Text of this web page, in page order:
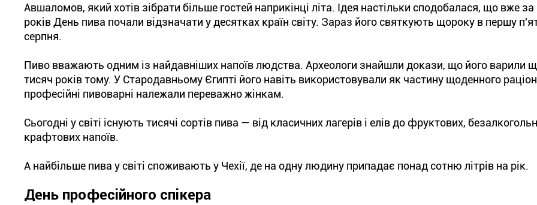
Авшаломов, який хотів зібрати більше гостей наприкінці літа. Ідея настільки сподобалася, що вже за
років День пива почали відзначати у десятках країн світу. Зараз його святкують щороку в першу
серпня.
Пиво вважають одним із найдавніших напоїв людства. Археологи знайшли докази, що його варили
тисяч років тому. У Стародавньому Єгипті його навіть використовували як частину щоденного
професійні пивоварні належали переважно жінкам.
Сьогодні у світі існують тисячі сортів пива — від класичних лагерів і елів до фруктових,
крафтових напоїв.
А найбільше пива у світі споживають у Чехії, де на одну людину припадає понад сотню літрів на рік.
День професійного спікера